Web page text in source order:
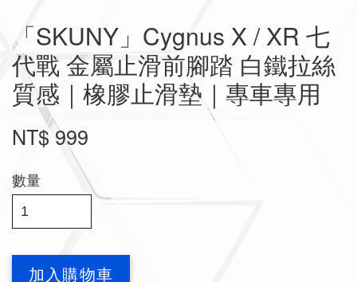
「SKUNY」Cygnus X / XR 七
代戰 金屬止滑前腳踏 白鐵拉絲
質感｜橡膠止滑墊｜專車專用
NT$ 999
數量
加入購物車